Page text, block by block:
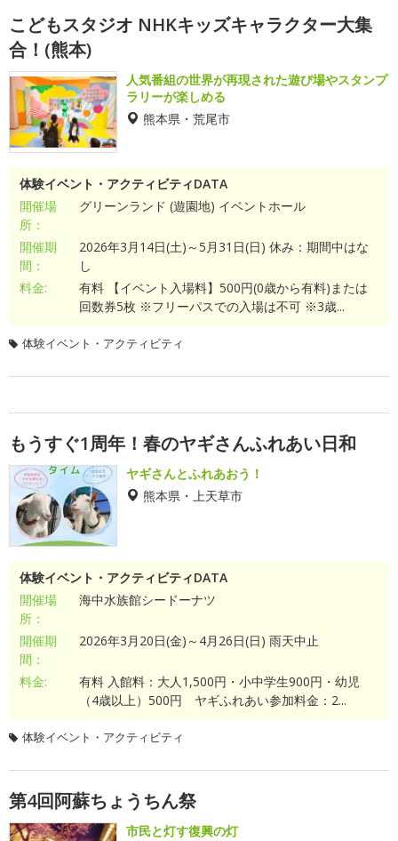
こどもスタジオ NHKキッズキャラクター大集
合！(熊本)
人気番組の世界が再現された遊び場やスタンプ
ラリーが楽しめる
熊本県・荒尾市
体験イベント・アクティビティDATA
開催場
所：
グリーンランド (遊園地) イベントホール
開催期
間：
2026年3月14日(土)～5月31日(日) 休み：期間中はな
し
料金:
有料 【イベント入場料】500円(0歳から有料)または
回数券5枚 ※フリーパスでの入場は不可 ※3歳...
体験イベント・アクティビティ
もうすぐ1周年！春のヤギさんふれあい日和
ヤギさんとふれあおう！
熊本県・上天草市
体験イベント・アクティビティDATA
開催場
所：
海中水族館シードーナツ
開催期
間：
2026年3月20日(金)～4月26日(日) 雨天中止
料金:
有料 入館料：大人1,500円・小中学生900円・幼児
（4歳以上）500円 ヤギふれあい参加料金：2...
体験イベント・アクティビティ
第4回阿蘇ちょうちん祭
市民と灯す復興の灯